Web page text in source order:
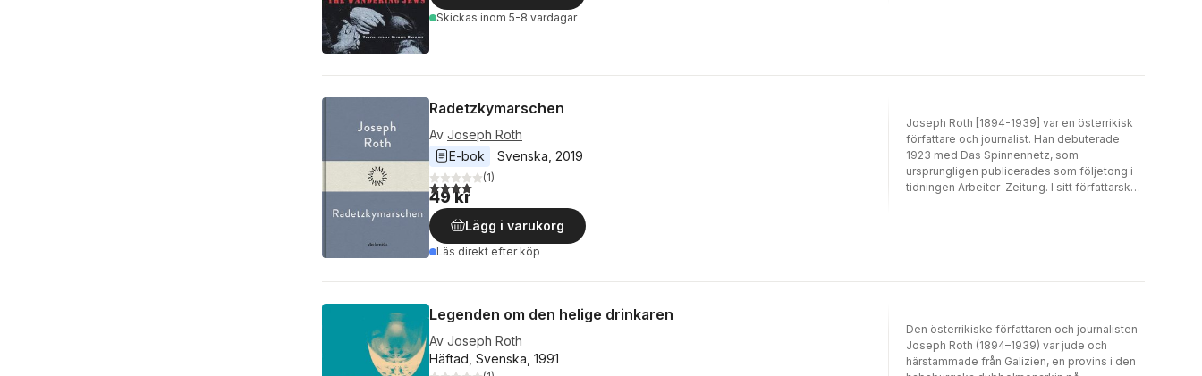
Skickas inom 5-8 vardagar
Radetzkymarschen
Av Joseph Roth
E-bok
Svenska 2019
4,0utav 5 stjärnor. Totalt antal röster:
(1)
49 kr
Lägg i varukorg
Läs direkt efter köp
Joseph Roth [1894-1939] var en österrikisk
författare och journalist. Han debuterade
1923 med Das Spinnennetz, som
ursprungligen publicerades som följetong i
tidningen Arbeiter-Zeitung. I sitt författarskap
Roths stora romaner – gavs ut 1933 och
Legenden om den helige drinkaren
Av Joseph Roth
Häftad, Svenska, 1991
Den österrikiske författaren och journalisten
Joseph Roth (1894–1939) var jude och
härstammade från Galizien, en provins i den